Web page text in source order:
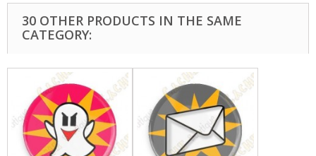
30 OTHER PRODUCTS IN THE SAME
CATEGORY: